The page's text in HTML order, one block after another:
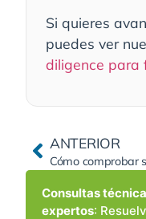
Si quieres
puedes ver
diligence para
ANTERIOR
Consultas
expertos: